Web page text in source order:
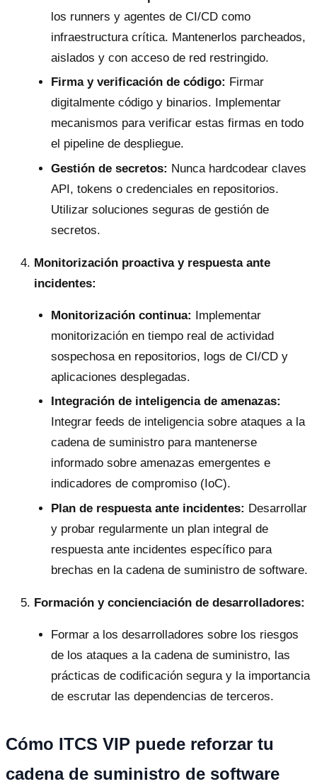
los runners y agentes de CI/CD como
infraestructura crítica. Mantenerlos parcheados,
aislados y con acceso de red restringido.
Firma y verificación de código: Firmar
digitalmente código y binarios. Implementar
mecanismos para verificar estas firmas en todo
el pipeline de despliegue.
Gestión de secretos: Nunca hardcodear claves
API, tokens o credenciales en repositorios.
Utilizar soluciones seguras de gestión de
secretos.
Monitorización proactiva y respuesta ante
incidentes:
Monitorización continua: Implementar
monitorización en tiempo real de actividad
sospechosa en repositorios, logs de CI/CD y
aplicaciones desplegadas.
Integración de inteligencia de amenazas:
Integrar feeds de inteligencia sobre ataques a la
cadena de suministro para mantenerse
informado sobre amenazas emergentes e
indicadores de compromiso (IoC).
Plan de respuesta ante incidentes: Desarrollar
y probar regularmente un plan integral de
respuesta ante incidentes específico para
brechas en la cadena de suministro de software.
Formación y concienciación de desarrolladores:
Formar a los desarrolladores sobre los riesgos
de los ataques a la cadena de suministro, las
prácticas de codificación segura y la importancia
de escrutar las dependencias de terceros.
Cómo ITCS VIP puede reforzar tu
cadena de suministro de software